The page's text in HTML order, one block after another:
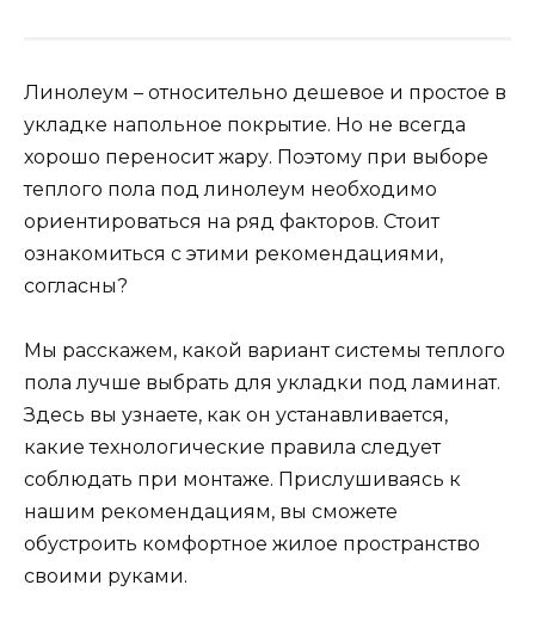
Линолеум – относительно дешевое и простое в
укладке напольное покрытие. Но не всегда
хорошо переносит жару. Поэтому при выборе
теплого пола под линолеум необходимо
ориентироваться на ряд факторов. Стоит
ознакомиться с этими рекомендациями,
согласны?
Мы расскажем, какой вариант системы теплого
пола лучше выбрать для укладки под ламинат.
Здесь вы узнаете, как он устанавливается,
какие технологические правила следует
соблюдать при монтаже. Прислушиваясь к
нашим рекомендациям, вы сможете
обустроить комфортное жилое пространство
своими руками.